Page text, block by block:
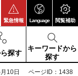
緊急情報 Language 閲覧補助
探す
キーワードから
探す
10日 ページID：1438